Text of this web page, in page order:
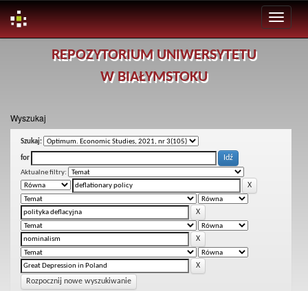
REPOZYTORIUM UNIWERSYTETU
W BIAŁYMSTOKU
Wyszukaj
Szukaj:
for
Aktualne filtry:
Rozpocznij nowe wyszukiwanie